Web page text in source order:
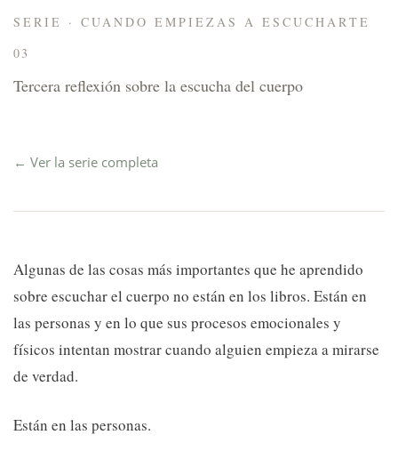
SERIE · CUANDO EMPIEZAS A ESCUCHARTE
03
Tercera reflexión sobre la escucha del cuerpo
← Ver la serie completa
Algunas de las cosas más importantes que he aprendido
sobre escuchar el cuerpo no están en los libros. Están en
las personas y en lo que sus procesos emocionales y
físicos intentan mostrar cuando alguien empieza a mirarse
de verdad.
Están en las personas.